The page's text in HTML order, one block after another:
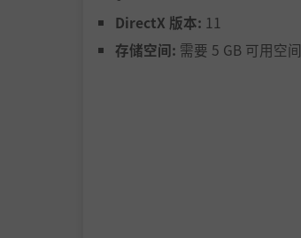
DirectX 版本: 11
存储空间: 需要 5 GB 可用空间